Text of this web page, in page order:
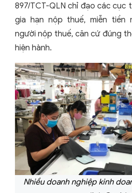
897/TCT-QLN chỉ đạo các cục
gia hạn nộp thuế, miễn tiền
người nộp thuế, căn cứ đúng
hiện hành.
Nhiều doanh nghiệp kinh